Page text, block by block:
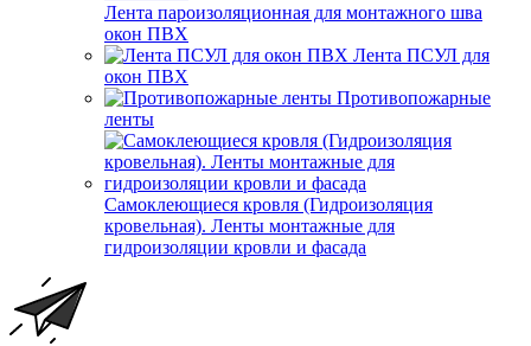
Лента пароизоляционная для монтажного шва
окон ПВХ
Лента ПСУЛ для
окон ПВХ
Противопожарные
ленты
Самоклеющиеся кровля (Гидроизоляция
кровельная). Ленты монтажные для
гидроизоляции кровли и фасада